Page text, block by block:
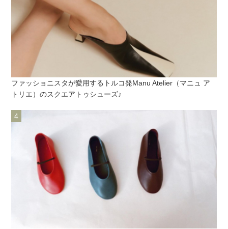
ファッショニスタが愛用するトルコ発Manu Atelier（マニュ ア
トリエ）のスクエアトゥシューズ♪